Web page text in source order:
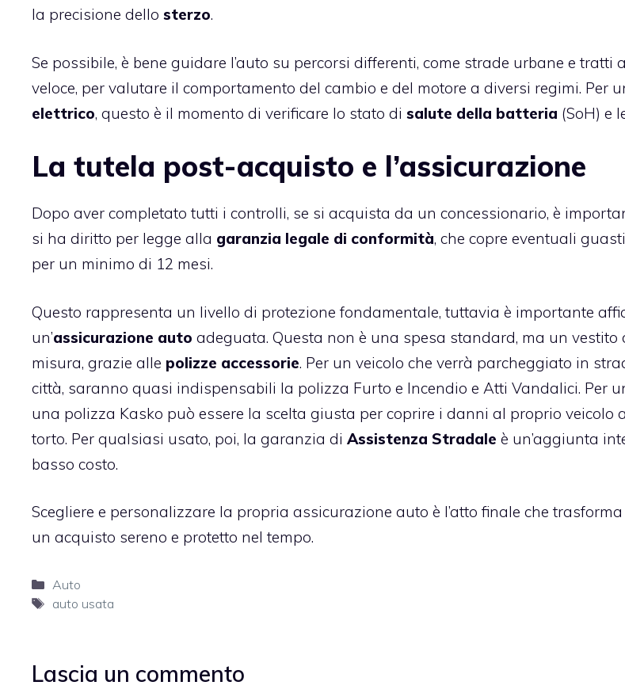
la precisione dello sterzo.
Se possibile, è bene guidare l’auto su percorsi differenti, come strade urbane e tratti
veloce, per valutare il comportamento del cambio e del motore a diversi regimi. Per
elettrico, questo è il momento di verificare lo stato di salute della batteria (SoH) e
La tutela post-acquisto e l’assicurazione
Dopo aver completato tutti i controlli, se si acquista da un concessionario, è
si ha diritto per legge alla garanzia legale di conformità, che copre eventuali
per un minimo di 12 mesi.
Questo rappresenta un livello di protezione fondamentale, tuttavia è importante
un’assicurazione auto adeguata. Questa non è una spesa standard, ma un vestito
misura, grazie alle polizze accessorie. Per un veicolo che verrà parcheggiato in
città, saranno quasi indispensabili la polizza Furto e Incendio e Atti Vandalici. Per
una polizza Kasko può essere la scelta giusta per coprire i danni al proprio veicolo
torto. Per qualsiasi usato, poi, la garanzia di Assistenza Stradale è un’aggiunta
basso costo.
Scegliere e personalizzare la propria assicurazione auto è l’atto finale che
un acquisto sereno e protetto nel tempo.
Categorie
Auto
Tag
auto usata
Lascia un commento